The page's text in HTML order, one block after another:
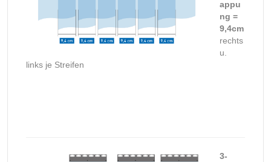
appu
ng =
9,4cm
rechts
u.
links je Streifen
3-